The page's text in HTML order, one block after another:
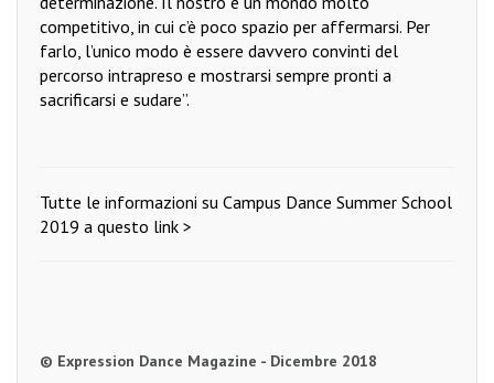
competitivo, in cui c’è poco spazio per affermarsi. Per
farlo, l’unico modo è essere davvero convinti del
percorso intrapreso e mostrarsi sempre pronti a
sacrificarsi e sudare”.
Tutte le informazioni su Campus Dance Summer School
2019 a questo link >
© Expression Dance Magazine - Dicembre 2018